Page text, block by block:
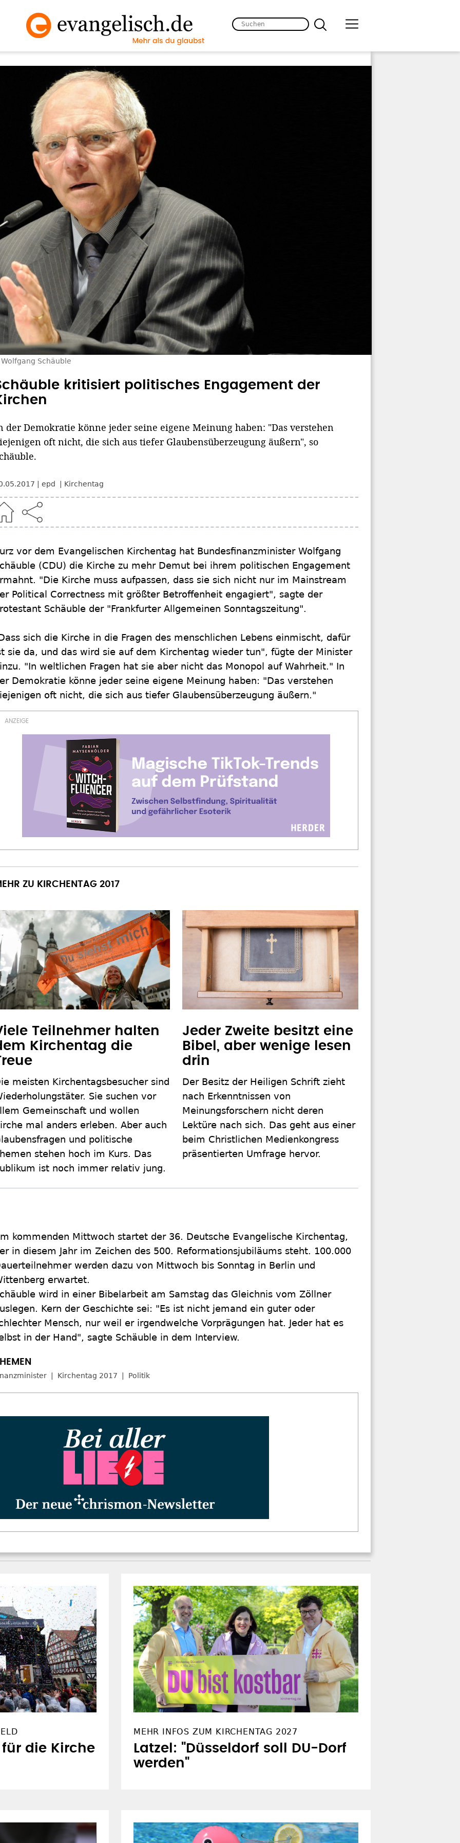
Wolfgang Schäuble
kritisiert politisches Engagement der
der Demokratie könne jeder seine eigene Meinung haben: "Das verstehen
oft nicht, die sich aus tiefer Glaubensüberzeugung äußern", so
epd Kirchentag
vor dem Evangelischen Kirchentag hat Bundesfinanzminister Wolfgang
(CDU) die Kirche zu mehr Demut bei ihrem politischen Engagement
"Die Kirche muss aufpassen, dass sie sich nicht nur im Mainstream
Political Correctness mit größter Betroffenheit engagiert", sagte der
Schäuble der "Frankfurter Allgemeinen Sonntagszeitung".
sich die Kirche in die Fragen des menschlichen Lebens einmischt, dafür
sie da, und das wird sie auf dem Kirchentag wieder tun", fügte der Minister
"In weltlichen Fragen hat sie aber nicht das Monopol auf Wahrheit." In
Demokratie könne jeder seine eigene Meinung haben: "Das verstehen
oft nicht, die sich aus tiefer Glaubensüberzeugung äußern."
ZU KIRCHENTAG 2017
Teilnehmer halten
Kirchentag die
meisten Kirchentagsbesucher sind
Sie suchen vor
Gemeinschaft und wollen
mal anders erleben. Aber auch
und politische
stehen hoch im Kurs. Das
ist noch immer relativ jung.
Jeder Zweite besitzt eine
Bibel, aber wenige lesen
drin
Der Besitz der Heiligen Schrift zieht
nach Erkenntnissen von
Meinungsforschern nicht deren
Lektüre nach sich. Das geht aus einer
beim Christlichen Medienkongress
präsentierten Umfrage hervor.
kommenden Mittwoch startet der 36. Deutsche Evangelische Kirchentag,
in diesem Jahr im Zeichen des 500. Reformationsjubiläums steht. 100.000
werden dazu von Mittwoch bis Sonntag in Berlin und
erwartet.
wird in einer Bibelarbeit am Samstag das Gleichnis vom Zöllner
Kern der Geschichte sei: "Es ist nicht jemand ein guter oder
Mensch, nur weil er irgendwelche Vorprägungen hat. Jeder hat es
in der Hand", sagte Schäuble in dem Interview.
Kirchentag 2017 Politik
die Kirche
Latzel: "Düsseldorf soll DU-Dorf